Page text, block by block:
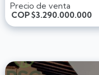
Precio de venta
COP$3.290.000.000